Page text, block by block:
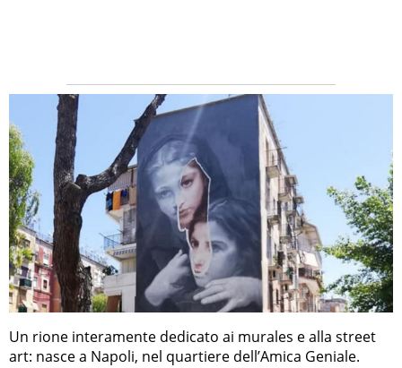
Un rione interamente dedicato ai murales e alla street
art: nasce a Napoli, nel quartiere dell’Amica Geniale.